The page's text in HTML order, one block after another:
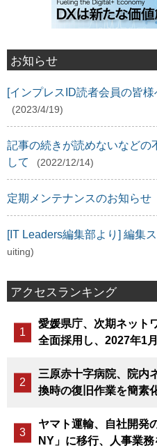
お知らせ
[インプレスID読者会員の皆
(2023/4/19)
記事の続きが読めないなどの
して
(2022/12/14)
定期メンテナンスのお知らせ
[IT Leaders編集部より] 編集
uiting)
アクセスランキング
愛媛県庁、次期ネット
全面採用し、2027年1
三原赤十字病院、院内
換時の復旧作業を簡素
ヤマト運輸、自社開発
NY」に移行、人事業